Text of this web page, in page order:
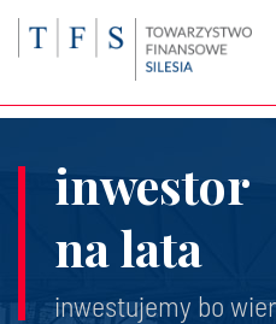
inwestor
na lata
inwestujemy bo